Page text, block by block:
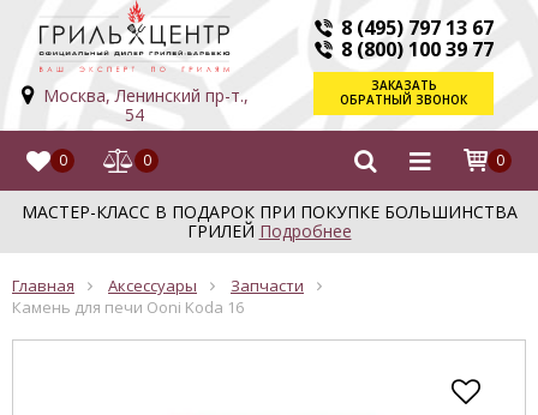
Москва, Ленинский пр-т.,
54
8 (495) 797 13 67
8 (800) 100 39 77
ЗАКАЗАТЬ
ОБРАТНЫЙ ЗВОНОК
0 0 0
МАСТЕР-КЛАСС В ПОДАРОК ПРИ ПОКУПКЕ БОЛЬШИНСТВА
ГРИЛЕЙ Подробнее
Главная Аксессуары
Запчасти
Камень для печи Ooni Koda 16